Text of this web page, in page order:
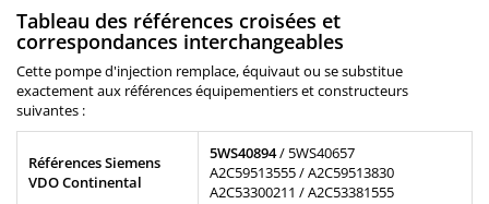
Tableau des références croisées et
correspondances interchangeables
Cette pompe d'injection remplace, équivaut ou se substitue
exactement aux références équipementiers et constructeurs
suivantes :
Références Siemens
VDO Continental
5WS40894/ 5WS40657
A2C59513555 / A2C59513830
A2C53300211 / A2C53381555